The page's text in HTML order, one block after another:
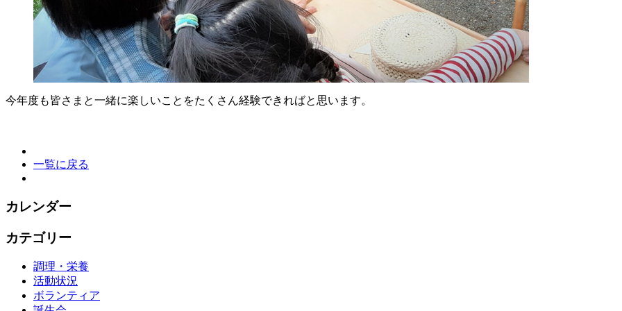
今年度も皆さまと一緒に楽しいことをたくさん経験できればと思います。
一覧に戻る
カレンダー
カテゴリー
調理・栄養
活動状況
ボランティア